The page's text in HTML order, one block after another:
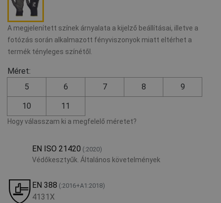
A megjelenített színek árnyalata a kijelző beállításai, illetve a
fotózás során alkalmazott fényviszonyok miatt eltérhet a
termék tényleges színétől.
Méret:
5
6 7 8 9
10 11
Hogy válasszam ki a megfelelő méretet?
EN ISO 21420 (:2020)
Védőkesztyűk. Általános követelmények
EN 388 (:2016+A1:2018)
4131X